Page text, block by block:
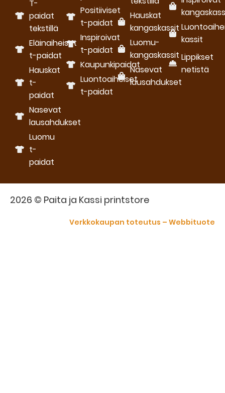
T-
paidat
tekstillä
Eläinaiheiset
t-paidat
Hauskat
t-
paidat
Nasevat
lausahdukset
Luomu
t-
paidat
Positiiviset
t-paidat
Inspiroivat
t-paidat
Kaupunkipaidat
Luontoaiheiset
t-paidat
Hauskat
kangaskassit
Luomu­
kangaskassit
Nasevat
lausahdukset
kassit
Lippikset
netistä
2026 © Paita ja Kassi printstore
Verkkokaupan toteutus – Webbituote